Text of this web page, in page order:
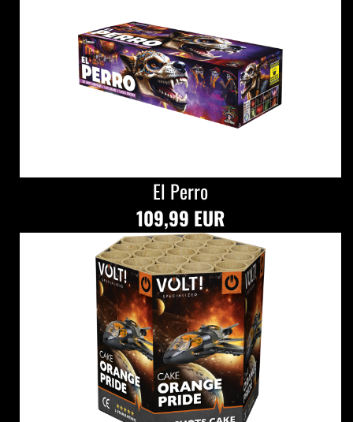
El Perro
109,99 EUR